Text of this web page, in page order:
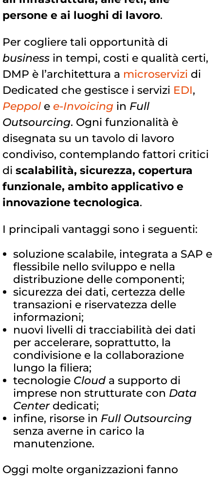
persone e ai luoghi di lavoro.
Per cogliere tali opportunità di
business in tempi, costi e qualità certi,
DMP è l’architettura a microservizi di
Dedicated che gestisce i servizi EDI,
Peppol e e-Invoicing in Full
Outsourcing. Ogni funzionalità è
disegnata su un tavolo di lavoro
condiviso, contemplando fattori critici
di scalabilità, sicurezza, copertura
funzionale, ambito applicativo e
innovazione tecnologica.
I principali vantaggi sono i seguenti:
soluzione scalabile, integrata a SAP e
flessibile nello sviluppo e nella
distribuzione delle componenti;
sicurezza dei dati, certezza delle
transazioni e riservatezza delle
informazioni;
nuovi livelli di tracciabilità dei dati
per accelerare, soprattutto, la
condivisione e la collaborazione
lungo la filiera;
tecnologie Cloud a supporto di
imprese non strutturate con Data
Centerdedicati;
infine, risorse in Full Outsourcing
senza averne in carico la
manutenzione.
Oggi molte organizzazioni fanno